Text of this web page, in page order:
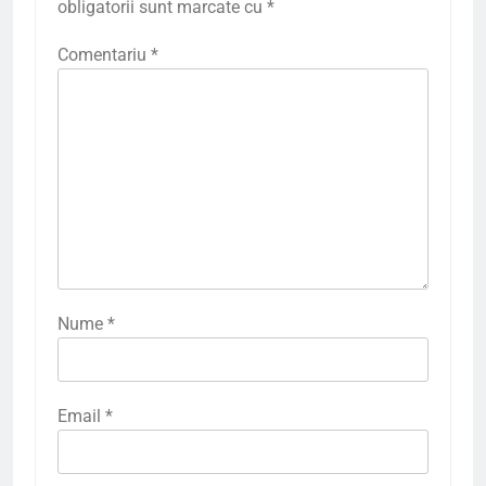
obligatorii sunt marcate cu *
Comentariu *
Nume *
Email *